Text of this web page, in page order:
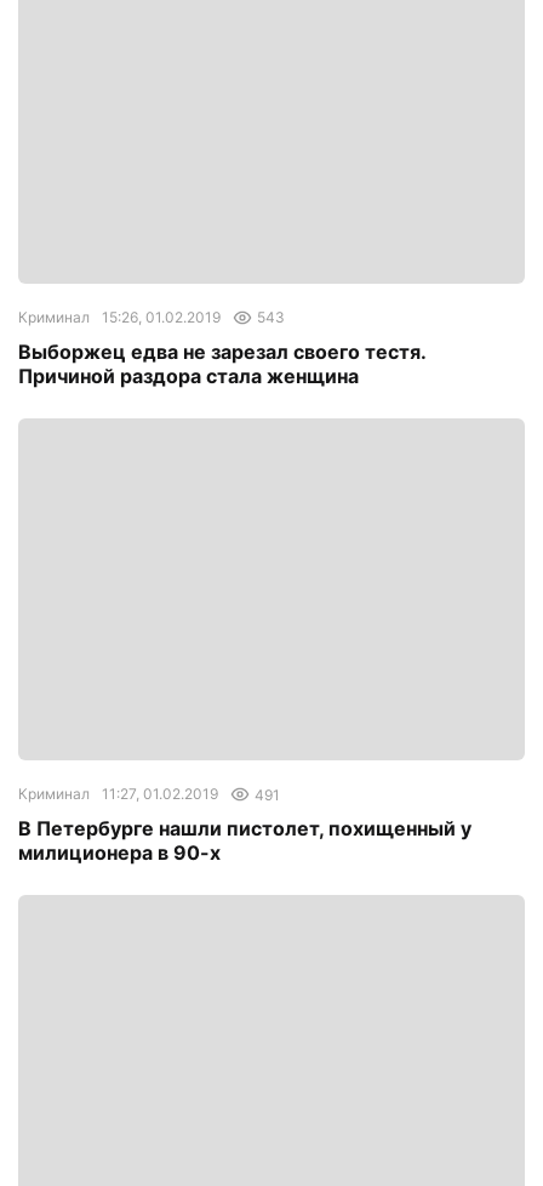
Криминал 15:26, 01.02.2019 543
Выборжец едва не зарезал своего тестя.
Причиной раздора стала женщина
Криминал 11:27, 01.02.2019 491
В Петербурге нашли пистолет, похищенный у
милиционера в 90-х